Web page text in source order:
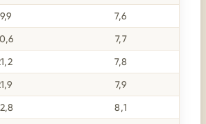
7,6
7,7
7,8
7,9
8,1